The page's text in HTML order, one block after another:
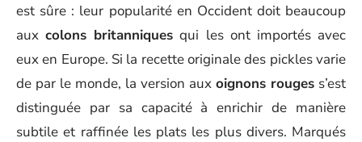
est sûre : leur popularité en Occident doit beaucoup
auxcolons britanniques qui les ont importés avec
eux en Europe. Si la recette originale des pickles varie
de par le monde, la version aux oignons rouges s’est
distinguée par sa capacité à enrichir de manière
subtile et raffinée les plats les plus divers. Marqués